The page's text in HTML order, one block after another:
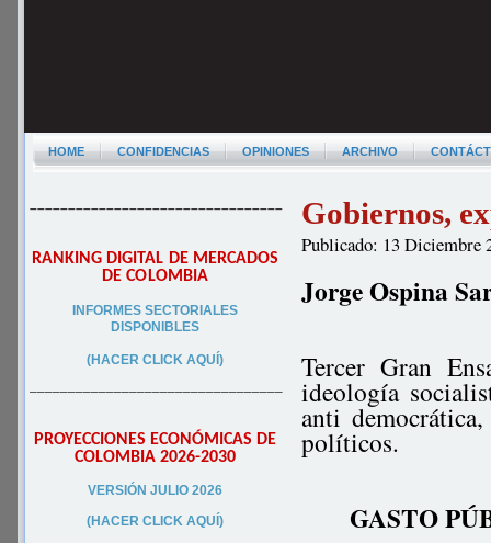
HOME CONFIDENCIAS OPINIONES ARCHIVO
–––––––––––––––––––––––––––––––––
RANKING DIGITAL DE MERCADOS
DE COLOMBIA
INFORMES SECTORIALES
DISPONIBLES
(HACER CLICK AQUÍ)
–––––––––––––––––––––––––––––––––
PROYECCIONES ECONÓMICAS DE
COLOMBIA 2026-2030
VERSIÓN JULIO 2026
(HACER CLICK AQUÍ)
Gobiernos,
Publicado: 13 Diciembre
Jorge Ospina
Tercer Gran
ideología
anti
políticos.
GASTO